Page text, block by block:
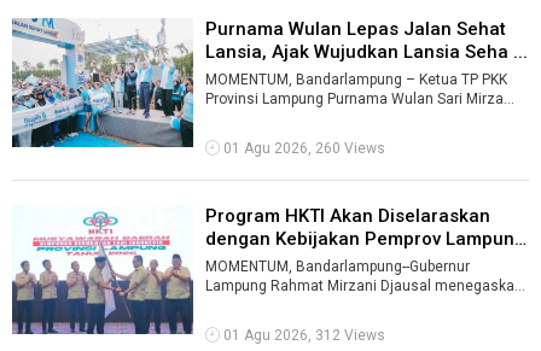
Purnama Wulan Lepas Jalan Sehat
Lansia, Ajak Wujudkan Lansia Seha ...
MOMENTUM, Bandarlampung – Ketua TP PKK
Provinsi Lampung Purnama Wulan Sari Mirza
01 Agu 2026, 260 Views
Program HKTI Akan Diselaraskan
dengan Kebijakan Pemprov Lampung
...
MOMENTUM, Bandarlampung--Gubernur
Lampung Rahmat Mirzani Djausal menegaskan
01 Agu 2026, 312 Views